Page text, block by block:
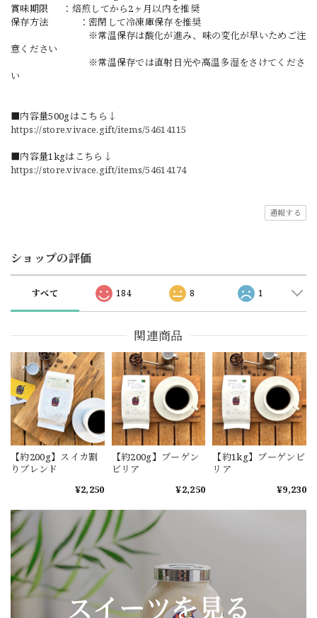
賞味期限 ：焙煎してから2ヶ月以内を推奨
保存方法 ：密閉して冷凍庫保存を推奨
※常温保存は酸化が進み、味の変化が早いためご注
意ください
※常温保存では直射日光や高温多湿をさけてくださ
い
■内容量500gはこちら↓
https://store.vivace.gift/items/54614115
■内容量1kgはこちら↓
https://store.vivace.gift/items/54614174
通報する
ショップの評価
すべて 184 8 1
関連商品
【約200g】スイカ割
りブレンド
¥2,250
【約200g】ブーゲン
ビリア
¥2,250
【約1kg】ブーゲンビ
リア
¥9,230